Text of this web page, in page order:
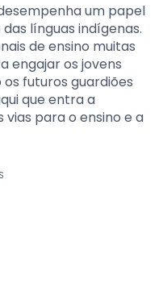
um papel
línguas indígenas.
de ensino muitas
engajar os jovens
os futuros guardiões
que entra a
para o ensino e a